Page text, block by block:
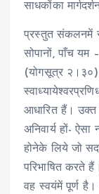
साधकोंका
प्रस्तुत संकलनमें
सोपानों, पाँच यम –
(योगसूत्र २।३०)
आधारित हैं। उक्त
अनिवार्य हों-
होनेके लिये जो
परिभाषित करते
वह स्वयंमें पूर्ण